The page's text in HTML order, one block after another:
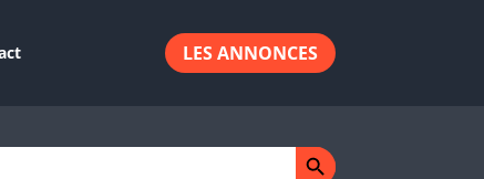
LES ANNONCES
Search Button